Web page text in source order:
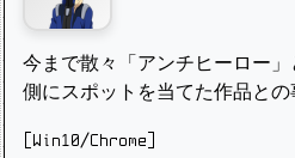
今まで散々「アンチヒーロー
側にスポットを当てた作品との
[Win10/Chrome]